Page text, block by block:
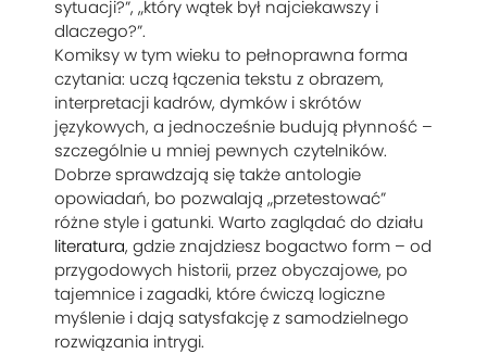
sytuacji?”, „który wątek był najciekawszy i
dlaczego?”.
Komiksy w tym wieku to pełnoprawna forma
czytania: uczą łączenia tekstu z obrazem,
interpretacji kadrów, dymków i skrótów
językowych, a jednocześnie budują płynność –
szczególnie u mniej pewnych czytelników.
Dobrze sprawdzają się także antologie
opowiadań, bo pozwalają „przetestować”
różne style i gatunki. Warto zaglądać do działu
literatura, gdzie znajdziesz bogactwo form – od
przygodowych historii, przez obyczajowe, po
tajemnice i zagadki, które ćwiczą logiczne
myślenie i dają satysfakcję z samodzielnego
rozwiązania intrygi.